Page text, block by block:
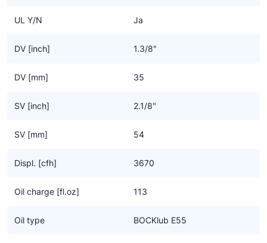
- Onderhoudsvriendelijk door o.a. gemakkelijk te verwisselen
- Een oliepomp, derhalve zeer geschikt voor toerenregeling met
- Sterk verbeterd door optimalisatie van motor-efficiency,
koudemiddelen.
Underwriters Laboratories gecertificeerd. Underwriters
Agency OSHA (Occupational Safety and Health Administration)
veiligheid volgens de relevante standaards. Het verkrijgen van
UL Y/N Ja
DV [inch] 1.3/8"
DV [mm] 35
SV [inch] 2.1/8"
SV [mm] 54
Displ. [cfh] 3670
Oil charge [fl.oz] 113
Oil type BOCKlub E55